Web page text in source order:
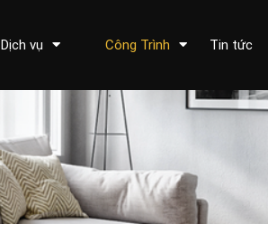
Dịch vụ Công Trình Tin tức